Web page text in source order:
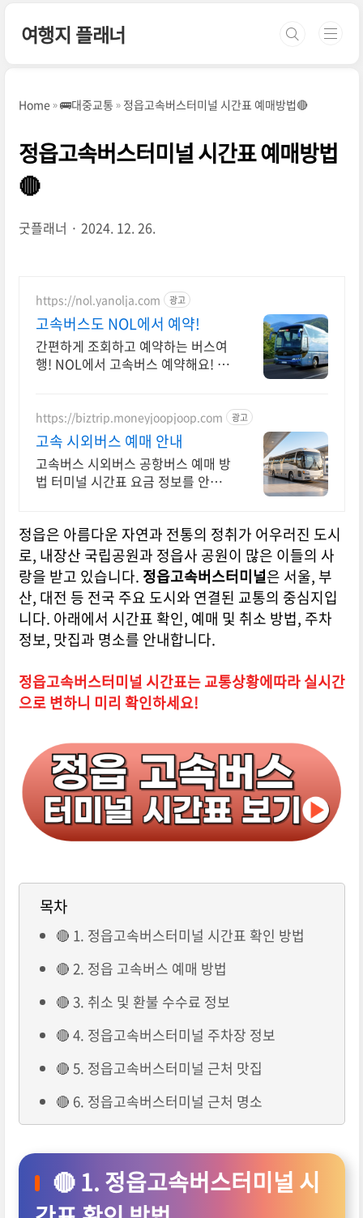
여행지 플래너
Home 🚌대중교통 정읍고속버스터미널 시간표 예매방법🔴
정읍고속버스터미널 시간표 예매방법
🔴
굿플래너 2024. 12. 26.
https://nol.yanolja.com 광고
고속버스도 NOL에서 예약!
간편하게 조회하고 예약하는 버스여
행! NOL에서 고속버스 예약해요! 고
https://biztrip.moneyjoopjoop.com 광고
고속 시외버스 예매 안내
고속버스 시외버스 공항버스 예매 방
법 터미널 시간표 요금 정보를 안내
정읍은 아름다운 자연과 전통의 정취가 어우러진 도시
로, 내장산 국립공원과 정읍사 공원이 많은 이들의 사
랑을 받고 있습니다. 정읍고속버스터미널은 서울, 부
산, 대전 등 전국 주요 도시와 연결된 교통의 중심지입
니다. 아래에서 시간표 확인, 예매 및 취소 방법, 주차
정보, 맛집과 명소를 안내합니다.
정읍고속버스터미널 시간표는 교통상황에따라 실시간
으로 변하니 미리 확인하세요!
목차
🔴 1. 정읍고속버스터미널 시간표 확인 방법
🔴 2. 정읍 고속버스 예매 방법
🔴 3. 취소 및 환불 수수료 정보
🔴 4. 정읍고속버스터미널 주차장 정보
🔴 5. 정읍고속버스터미널 근처 맛집
🔴 6. 정읍고속버스터미널 근처 명소
🔴 1. 정읍고속버스터미널 시